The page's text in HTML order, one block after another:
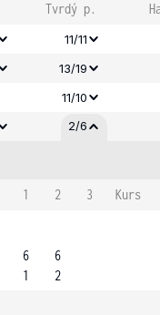
Tvrdý p.
11/11
13/19
11/10
2/6
1 2 3
Kurs
6
1
6
2